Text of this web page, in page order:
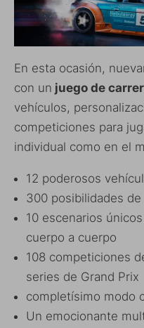
En esta ocasión,
con un juego de
vehículos,
competiciones para
individual como en el
12 poderosos
300 posibilidades
10 escenarios
cuerpo a cuerpo
108 competiciones
series de Grand Prix
completísimo modo
Un emocionante